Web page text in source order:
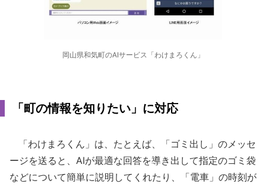
岡山県和気町のAIサービス「わけまろくん」
「町の情報を知りたい」に対応
「わけまろくん」は、たとえば、「ゴミ出し」のメッセ
ージを送ると、AIが最適な回答を導き出して指定のゴミ袋
などについて簡単に説明してくれたり、「電車」の時刻が